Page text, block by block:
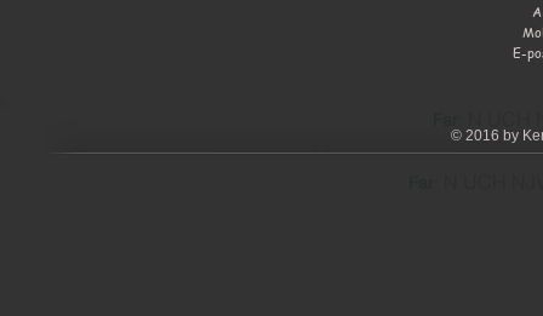
E-
© 2016 by